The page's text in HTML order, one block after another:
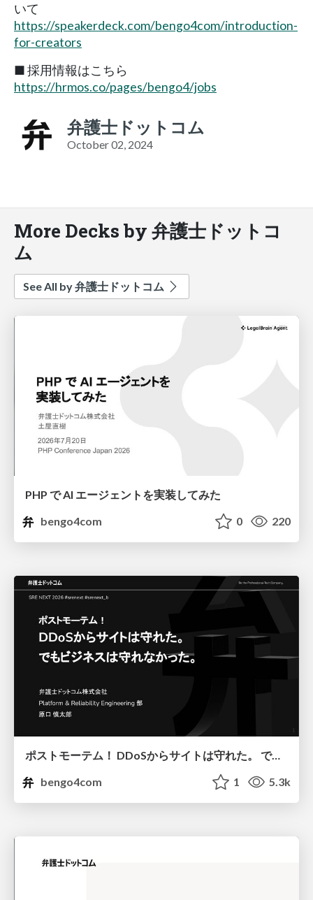
いて
https://speakerdeck.com/bengo4com/introduction-
for-creators
■ 採用情報はこちら
https://hrmos.co/pages/bengo4/jobs
弁護士ドットコム
October 02, 2024
More Decks by 弁護士ドットコ
ム
See All by 弁護士ドットコム
PHP で AI エージェントを実装してみた
bengo4com
0 220
ポストモーテム！ DDoSからサイトは守れた。 でもビジネスは守れなかった。
bengo4com
1 5.3k